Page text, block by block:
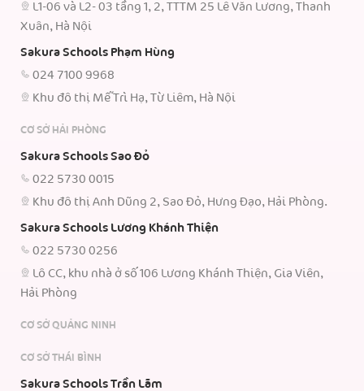
L1-06 và L2- 03 tầng 1, 2, TTTM 25 Lê Văn Lương, Thanh
Xuân, Hà Nội
Sakura Schools Phạm Hùng
024 7100 9968
Khu đô thị Mễ Trì Hạ, Từ Liêm, Hà Nội
CƠ SỞ HẢI PHÒNG
Sakura Schools Sao Đỏ
022 5730 0015
Khu đô thị Anh Dũng 2, Sao Đỏ, Hưng Đạo, Hải Phòng.
Sakura Schools Lương Khánh Thiện
022 5730 0256
Lô CC, khu nhà ở số 106 Lương Khánh Thiện, Gia Viên,
Hải Phòng
CƠ SỞ QUẢNG NINH
CƠ SỞ THÁI BÌNH
Sakura Schools Trần Lãm